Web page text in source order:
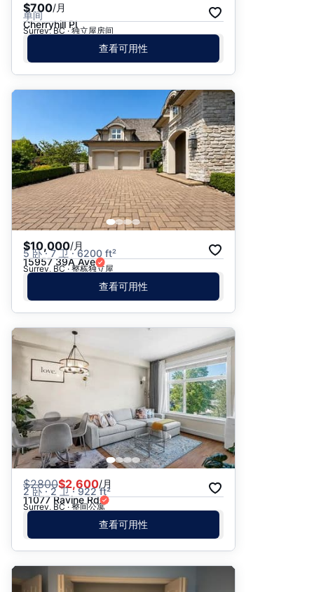
$700/月
单间
Cherryhill Pl
Surrey, BC · 独立屋房间
查看可用性
$10,000/月
5 卧 · 7 卫 · 6200 ft²
15957 39A Ave
Surrey, BC · 整栋独立屋
查看可用性
$2800$2,600/月
2 卧 · 2 卫 · 922 ft²
11077 Ravine Rd
Surrey, BC · 整间公寓
查看可用性